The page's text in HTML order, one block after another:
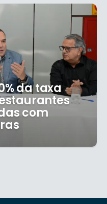
da taxa
com